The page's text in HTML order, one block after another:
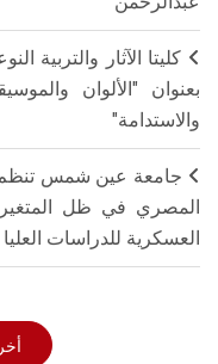
كليتا الآثار والتربية
بعنوان "الألوان
والاستدامة"
جامعة عين شمس تنظم
المصري في ظل
العسكرية للدراسات العليا